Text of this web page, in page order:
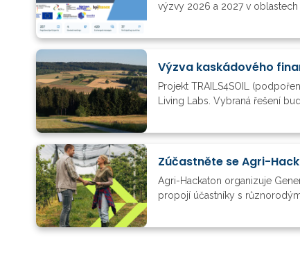
výzvy 2026 a 2027 v
Výzva kaskádového
Projekt TRAILS4SOIL
Living Labs. Vybraná řešení
Zúčastněte se Agri-
Agri-Hackaton organizuje
propojí účastníky s